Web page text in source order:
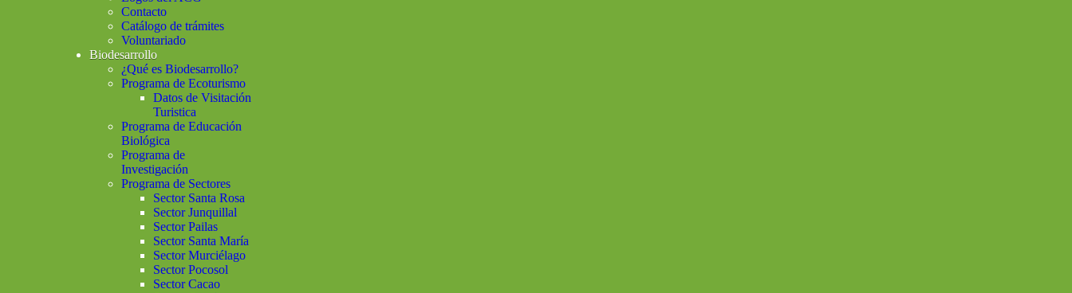
Contacto
Catálogo de trámites
Voluntariado
Biodesarrollo
¿Qué es Biodesarrollo?
Programa de Ecoturismo
Datos de Visitación
Turistica
Programa de Educación
Biológica
Programa de
Investigación
Programa de Sectores
Sector Santa Rosa
Sector Junquillal
Sector Pailas
Sector Santa María
Sector Murciélago
Sector Pocosol
Sector Cacao